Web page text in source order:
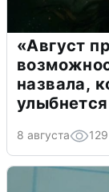
«Август
назвала,
8 августа 129